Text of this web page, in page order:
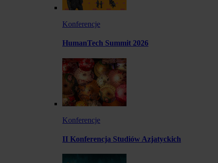
Konferencje
HumanTech Summit 2026
Konferencje
II Konferencja Studiów Azjatyckich